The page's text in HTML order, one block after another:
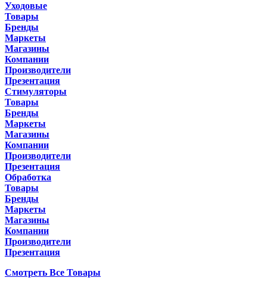
Уходовые
Товары
Бренды
Маркеты
Магазины
Компании
Производители
Презентация
Стимуляторы
Товары
Бренды
Маркеты
Магазины
Компании
Производители
Презентация
Обработка
Товары
Бренды
Маркеты
Магазины
Компании
Производители
Презентация
Смотреть Все Товары